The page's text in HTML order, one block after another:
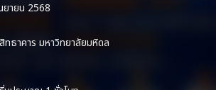
ยายน 2568
ทธาคาร มหาวิทยาลัยมหิดล